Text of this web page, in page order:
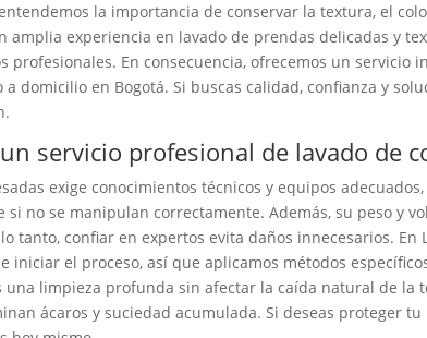
la importancia de conservar la textura, el
amplia experiencia en lavado de prendas delicadas y
profesionales. En consecuencia, ofrecemos un servicio
a domicilio en Bogotá. Si buscas calidad, confianza y
servicio profesional de lavado de
exige conocimientos técnicos y equipos
si no se manipulan correctamente. Además, su peso y
tanto, confiar en expertos evita daños innecesarios. En
iniciar el proceso, así que aplicamos métodos
una limpieza profunda sin afectar la caída natural de la
ácaros y suciedad acumulada. Si deseas proteger